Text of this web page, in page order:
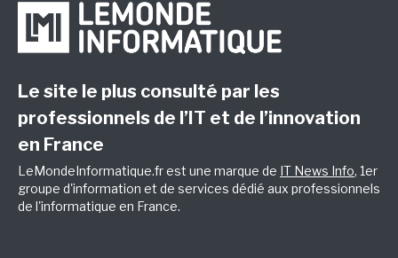
Le site le plus consulté par les
professionnels de l’IT et de l’innovation
en France
LeMondeInformatique.fr est une marque de IT News Info, 1er
groupe d'information et de services dédié aux professionnels
de l'informatique en France.